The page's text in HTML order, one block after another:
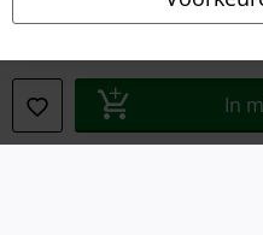
In
Annuleer bestelling